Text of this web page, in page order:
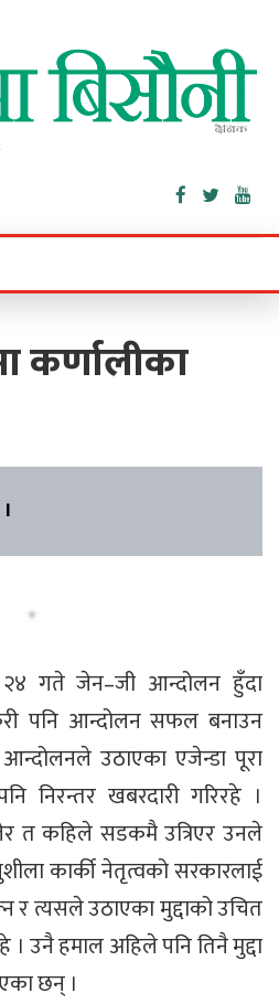
कर्णालीका
।
गते जेन–जी आन्दोलन हुँदा
पनि आन्दोलन सफल बनाउन
उठाएका एजेन्डा पूरा
निरन्तर खबरदारी गरिरहे ।
त कहिले सडकमै उत्रिएर उनले
कार्की नेतृत्वको सरकारलाई
र त्यसले उठाएका मुद्दाको उचित
उनै हमाल अहिले पनि तिनै मुद्दा
छन् ।